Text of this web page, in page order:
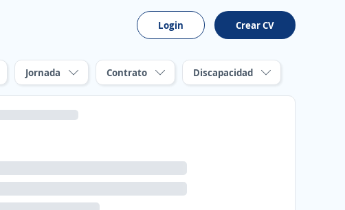
Login Crear CV
Jornada Contrato Discapacidad